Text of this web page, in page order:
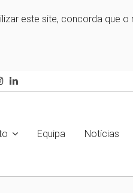
este site, concorda que
Equipa Notícias